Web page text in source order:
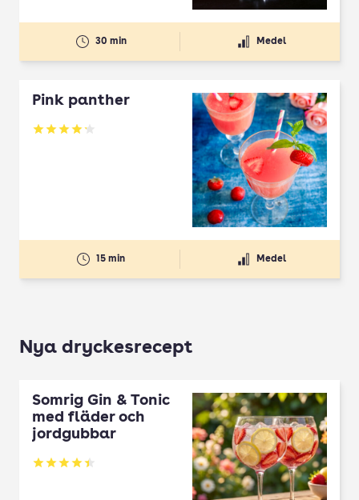
30 min Medel
Pink panther
Betyg: 4.22 av 5
15 min Medel
Nya dryckesrecept
Somrig Gin & Tonic
med fläder och
jordgubbar
Betyg: 4.45 av 5